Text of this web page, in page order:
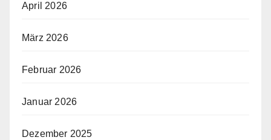
April 2026
März 2026
Februar 2026
Januar 2026
Dezember 2025